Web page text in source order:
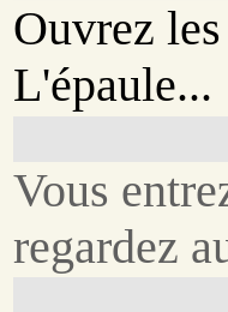
Ouvrez
L'épaule...
Vous
regardez